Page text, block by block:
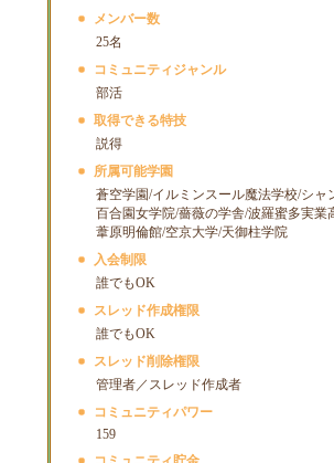
メンバー数
25名
コミュニティジャンル
部活
取得できる特技
説得
所属可能学園
蒼空学園/イルミンスール魔法学校/シャ
百合園女学院/薔薇の学舎/波羅蜜多実業
葦原明倫館/空京大学/天御柱学院
入会制限
誰でもOK
スレッド作成権限
誰でもOK
スレッド削除権限
管理者／スレッド作成者
コミュニティパワー
159